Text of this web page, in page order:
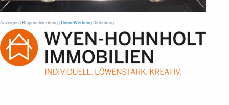
Anzeigen | Regionalwerbung | OnlineWerbung Oldenburg